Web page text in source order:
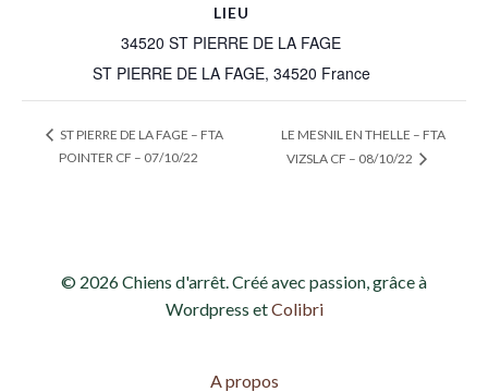
LIEU
34520 ST PIERRE DE LA FAGE
ST PIERRE DE LA FAGE, 34520 France
ST PIERRE DE LA FAGE – FTA
POINTER CF – 07/10/22
LE MESNIL EN THELLE – FTA
VIZSLA CF – 08/10/22
© 2026 Chiens d'arrêt. Créé avec passion, grâce à
Wordpress etColibri
A propos